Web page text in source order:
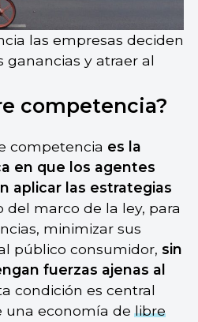
las empresas deciden
ganancias y atraer al
competencia?
competencia es la
en que los agentes
aplicar las estrategias
del marco de la ley, para
minimizar sus
público consumidor, sin
fuerzas ajenas al
condición es central
una economía delibre